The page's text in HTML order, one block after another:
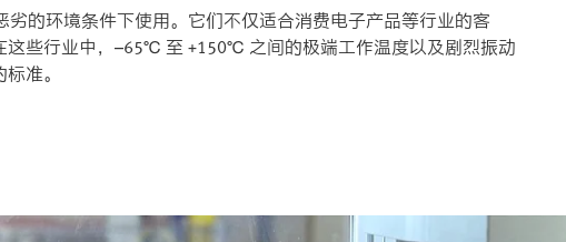
的环境条件下使用。它们不仅适合消费电子产品等行业的客
些行业中，–65℃ 至 +150℃ 之间的极端工作温度以及剧烈振动
准。